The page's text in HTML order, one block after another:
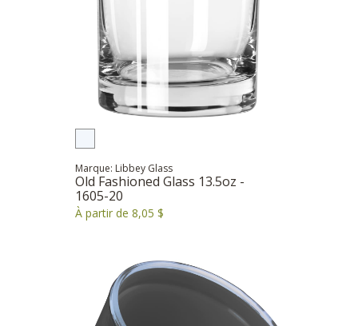
Marque: Libbey Glass
Old Fashioned Glass 13.5oz -
1605-20
À partir de 8,05 $